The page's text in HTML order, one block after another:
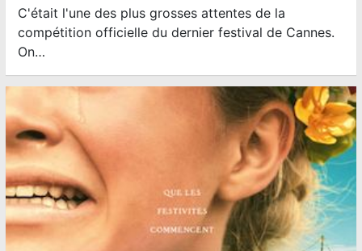
C'était l'une des plus grosses attentes de la
compétition officielle du dernier festival de Cannes.
On…